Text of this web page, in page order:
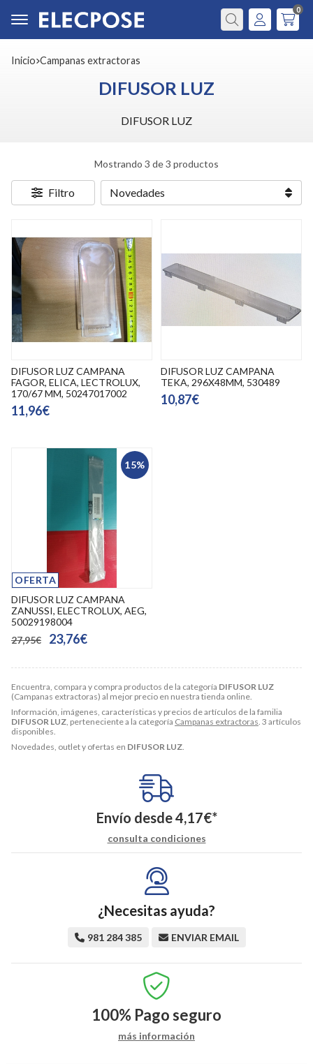
Buscar
0
Inicio campanas extractoras
DIFUSOR LUZ
DIFUSOR LUZ
Encuentra, compara y compra productos de la categoría DIFUSOR LUZ
(Campanas extractoras) al mejor precio en nuestra tienda online.
Información, imágenes, características y precios de artículos de la familia
DIFUSOR LUZ, perteneciente a la categoría Campanas extractoras. 3 artículos
disponibles.
Novedades, outlet y ofertas en DIFUSOR LUZ.
Mostrando 3 de 3 productos
Filtro
DIFUSOR LUZ CAMPANA
FAGOR, ELICA, LECTROLUX,
170/67 MM, 50247017002
11,96€
DIFUSOR LUZ CAMPANA
TEKA, 296X48MM, 530489
10,87€
15%
OFERTA
DIFUSOR LUZ CAMPANA
ZANUSSI, ELECTROLUX, AEG,
50029198004
27,95€
23,76€
Envío desde4,17€*
consulta condiciones
¿Necesitas ayuda?
981 284 385 ENVIAR EMAIL
100% Pago seguro
más información